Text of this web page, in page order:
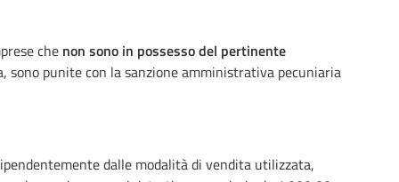
che non sono in possesso del pertinente
punite con la sanzione amministrativa pecuniaria
dalle modalità di vendita utilizzata,